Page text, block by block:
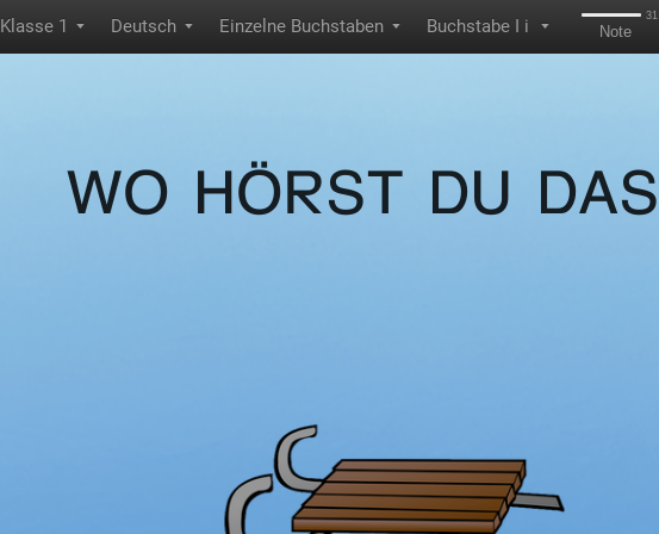
Klasse 1 ▼ Deutsch ▼ Einzelne Buchstaben ▼ Buchstabe I i ▼
31
Note
WO HÖRST DU DAS